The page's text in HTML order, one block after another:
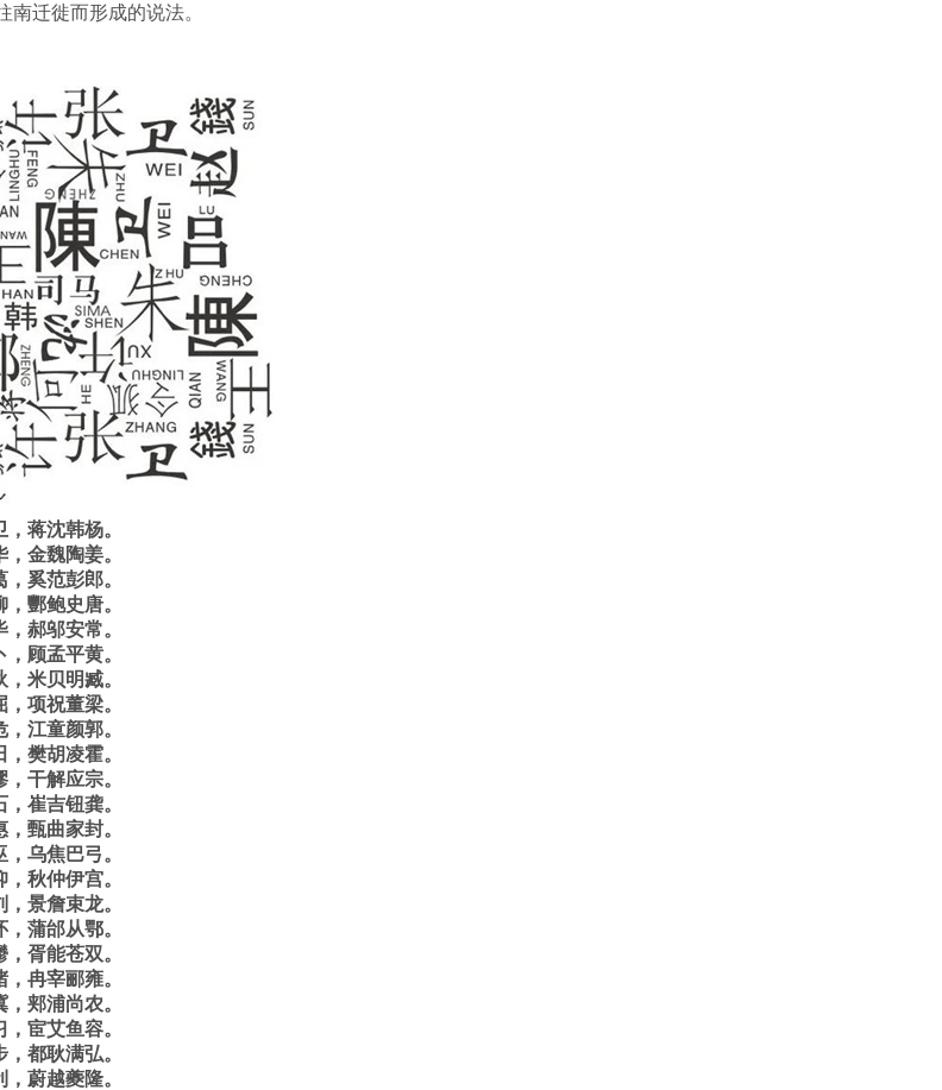
迁徙而形成的说法。
蒋沈韩杨。
金魏陶姜。
奚范彭郎。
酆鲍史唐。
郝邬安常。
顾孟平黄。
米贝明臧。
项祝董梁。
江童颜郭。
樊胡凌霍。
干解应宗。
崔吉钮龚。
甄曲家封。
乌焦巴弓。
秋仲伊宫。
景詹束龙。
蒲邰从鄂。
胥能苍双。
冉宰郦雍。
郏浦尚农。
宦艾鱼容。
都耿满弘。
蔚越夔隆。